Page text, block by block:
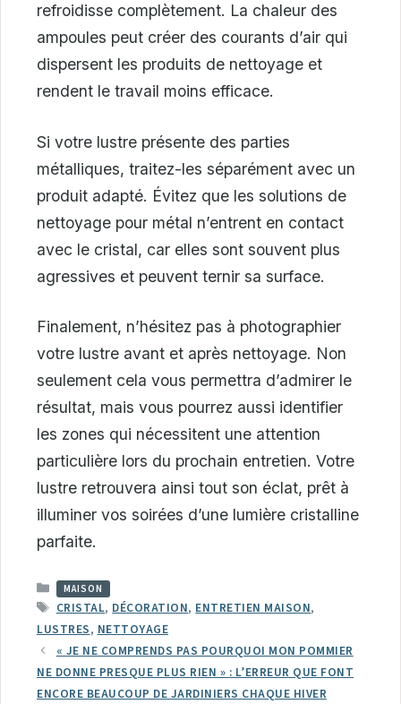
refroidisse complètement. La chaleur des
ampoules peut créer des courants d’air qui
dispersent les produits de nettoyage et
rendent le travail moins efficace.
Si votre lustre présente des parties
métalliques, traitez-les séparément avec un
produit adapté. Évitez que les solutions de
nettoyage pour métal n’entrent en contact
avec le cristal, car elles sont souvent plus
agressives et peuvent ternir sa surface.
Finalement, n’hésitez pas à photographier
votre lustre avant et après nettoyage. Non
seulement cela vous permettra d’admirer le
résultat, mais vous pourrez aussi identifier
les zones qui nécessitent une attention
particulière lors du prochain entretien. Votre
lustre retrouvera ainsi tout son éclat, prêt à
illuminer vos soirées d’une lumière cristalline
parfaite.
CATÉGORIES
MAISON
ÉTIQUETTES
CRISTAL, DÉCORATION, ENTRETIEN MAISON,
LUSTRES, NETTOYAGE
« JE NE COMPRENDS PAS POURQUOI MON POMMIER
NE DONNE PRESQUE PLUS RIEN » : L’ERREUR QUE FONT
ENCORE BEAUCOUP DE JARDINIERS CHAQUE HIVER